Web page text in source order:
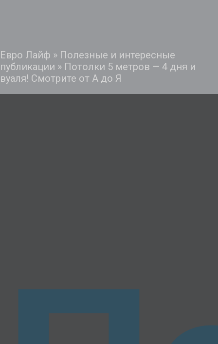
Евро Лайф » Полезные и интересные
публикации » Потолки 5 метров — 4 дня и
вуаля! Смотрите от А до Я